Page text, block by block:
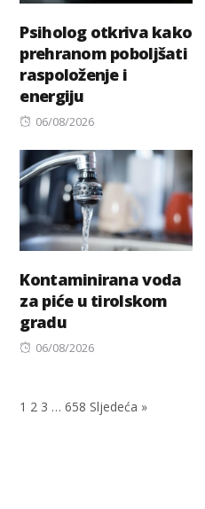
Psiholog otkriva kako
prehranom poboljšati
raspoloženje i
energiju
Posted
06/08/2026
Kontaminirana voda
za piće u tirolskom
gradu
Posted
06/08/2026
1 2 3 … 658 Sljedeća »